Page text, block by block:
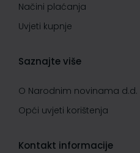
Načini plaćanja
Uvjeti kupnje
Saznajte više
O Narodnim novinama d.d.
Opći uvjeti korištenja
Kontakt informacije